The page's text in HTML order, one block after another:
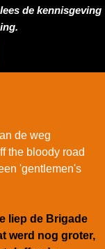
de kennisgeving
de weg
the bloody road
'gentlemen's
liep de Brigade
werd nog groter,